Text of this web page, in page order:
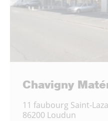
Chavigny
11 faubourg Saint-
86200 Loudun